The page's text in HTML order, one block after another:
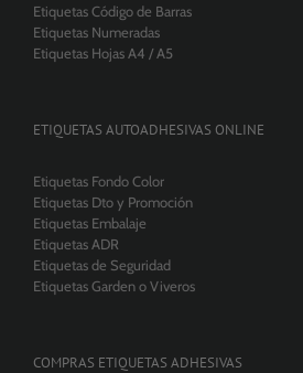
Etiquetas Código de Barras
Etiquetas Numeradas
Etiquetas Hojas A4 / A5
ETIQUETAS AUTOADHESIVAS ONLINE
Etiquetas Fondo Color
Etiquetas Dto y Promoción
Etiquetas Embalaje
Etiquetas ADR
Etiquetas de Seguridad
Etiquetas Garden o Viveros
COMPRAS ETIQUETAS ADHESIVAS